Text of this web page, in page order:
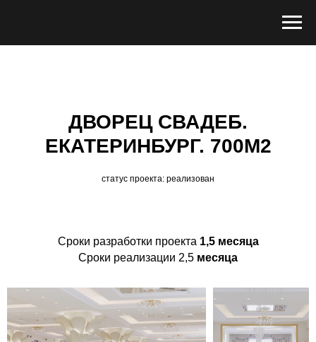
ДВОРЕЦ СВАДЕБ.
ЕКАТЕРИНБУРГ. 700М2
статус проекта: реализован
Сроки разработки проекта 1,5 месяца
Сроки реализации 2,5 месяца